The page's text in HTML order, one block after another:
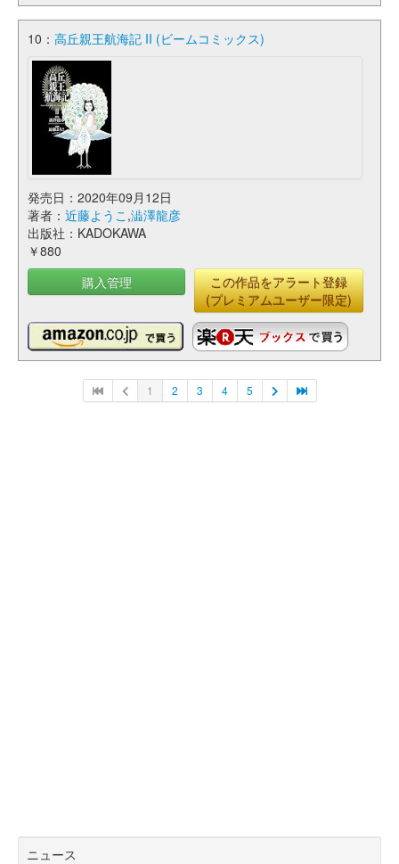
10： 高丘親王航海記 II (ビームコミックス)
発売日：2020年09月12日
著者： 近藤ようこ ,澁澤龍彦
出版社：KADOKAWA
￥880
購入管理
この作品をアラート登録
(プレミアムユーザー限定)
1 2 3 4 5
ニュース